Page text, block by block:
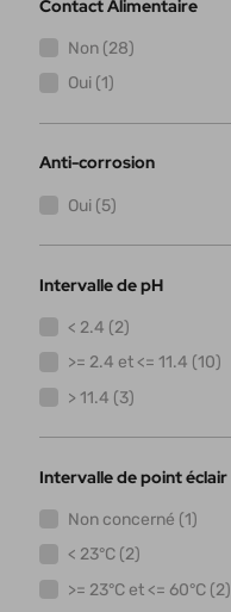
Contact Alimentaire
Non (28)
Oui (1)
Anti-corrosion
Oui (5)
Intervalle de pH
< 2.4 (2)
>= 2.4 et <= 11.4 (10)
> 11.4 (3)
Intervalle de point éclair
Non concerné (1)
< 23°C (2)
>= 23°C et <= 60°C (2)